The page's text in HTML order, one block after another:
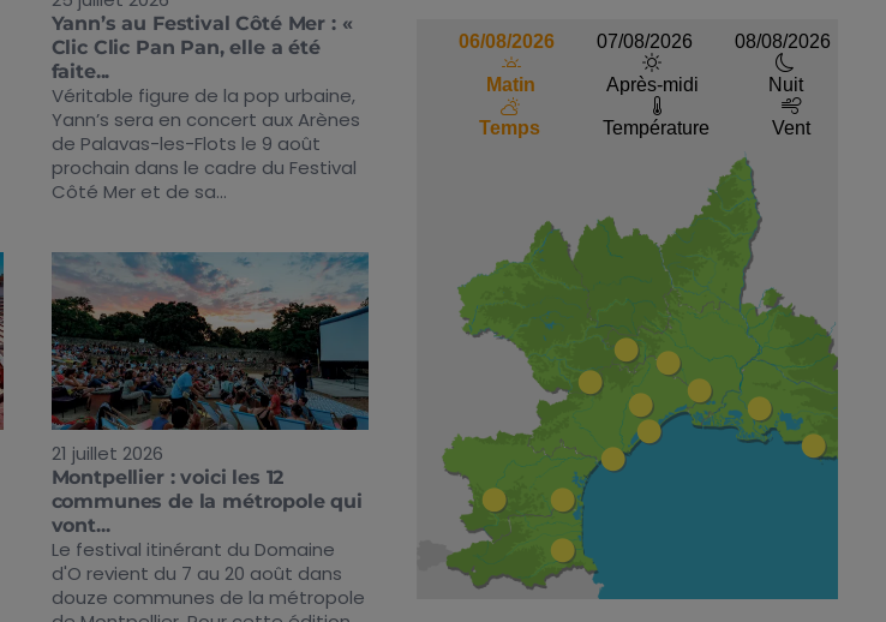
Yann’s au Festival Côté Mer : «
Clic Clic Pan Pan, elle a été
faite...
Véritable figure de la pop urbaine,
Yann’s sera en concert aux Arènes
de Palavas-les-Flots le 9 août
prochain dans le cadre du Festival
Côté Mer et de sa...
21 juillet 2026
Montpellier : voici les 12
communes de la métropole qui
vont...
Le festival itinérant du Domaine
d'O revient du 7 au 20 août dans
douze communes de la métropole